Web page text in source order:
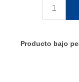
Producto bajo